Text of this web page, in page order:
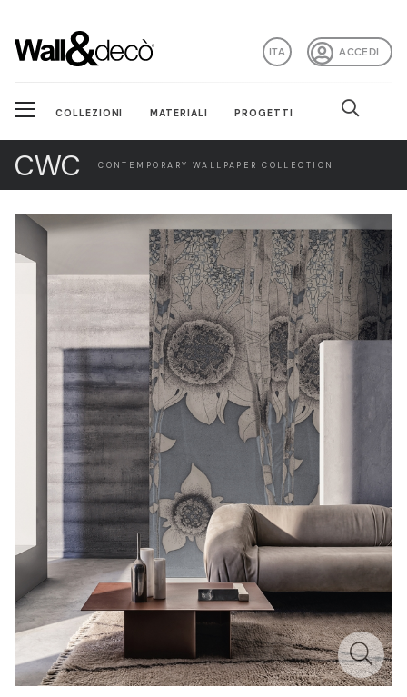
ACCEDI
ITA
COLLEZIONI MATERIALI PROGETTI
CWC CONTEMPORARY WALLPAPER COLLECTION